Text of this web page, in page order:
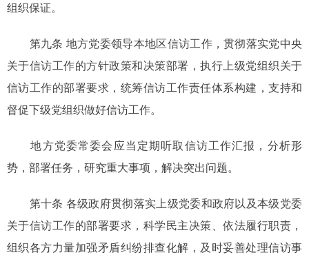
组织保证。
第九条 地方党委领导本地区信访工作，贯彻落实党中央
关于信访工作的方针政策和决策部署，执行上级党组织关于
信访工作的部署要求，统筹信访工作责任体系构建，支持和
督促下级党组织做好信访工作。
地方党委常委会应当定期听取信访工作汇报，分析形
势，部署任务，研究重大事项，解决突出问题。
第十条 各级政府贯彻落实上级党委和政府以及本级党委
关于信访工作的部署要求，科学民主决策、依法履行职责，
组织各方力量加强矛盾纠纷排查化解，及时妥善处理信访事